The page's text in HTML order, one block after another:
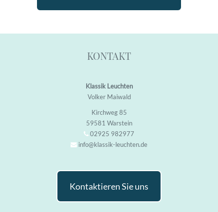
KONTAKT
Klassik Leuchten
Volker Maiwald
Kirchweg 85
59581 Warstein
02925 982977
info@klassik-leuchten.de
Kontaktieren Sie uns